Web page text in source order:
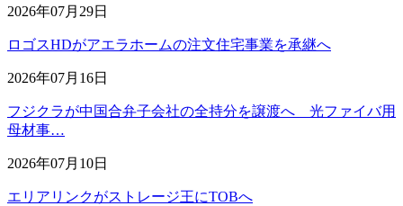
2026年07月29日
ロゴスHDがアエラホームの注文住宅事業を承継へ
2026年07月16日
フジクラが中国合弁子会社の全持分を譲渡へ 光ファイバ用
母材事…
2026年07月10日
エリアリンクがストレージ王にTOBへ